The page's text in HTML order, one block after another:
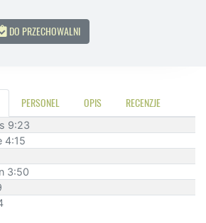
DO PRZECHOWALNI
PERSONEL OPIS RECENZJE
9:23
4:15
3:50